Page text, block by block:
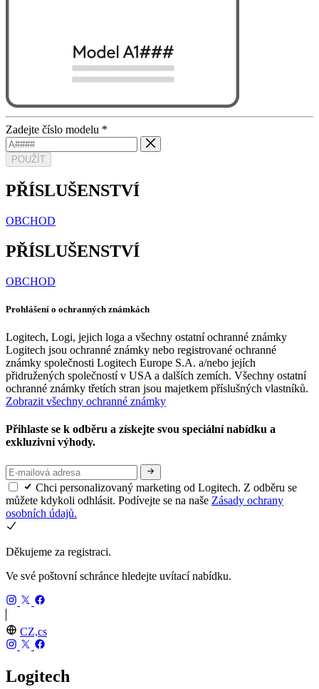
Zadejte číslo modelu *
POUŽÍT
PŘÍSLUŠENSTVÍ
OBCHOD
PŘÍSLUŠENSTVÍ
OBCHOD
Prohlášení o ochranných známkách
Logitech, Logi, jejich loga a všechny ostatní ochranné známky
Logitech jsou ochranné známky nebo registrované ochranné
známky společnosti Logitech Europe S.A. a/nebo jejích
přidružených společností v USA a dalších zemích. Všechny ostatní
ochranné známky třetích stran jsou majetkem příslušných vlastníků.
Zobrazit všechny ochranné známky
Přihlaste se k odběru a získejte svou speciální nabídku a
exkluzivní výhody.
Chci personalizovaný marketing od Logitech. Z odběru se
můžete kdykoli odhlásit. Podívejte se na naše Zásady ochrany
osobních údajů.
Děkujeme za registraci.
Ve své poštovní schránce hledejte uvítací nabídku.
CZ,cs
Logitech